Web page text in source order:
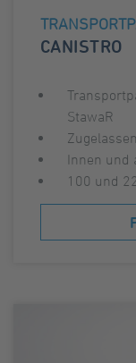
CANISTRO
StawaR
Innen und
100 und